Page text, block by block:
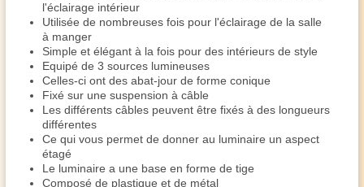
l'éclairage intérieur
Utilisée de nombreuses fois pour l'éclairage de la salle
à manger
Simple et élégant à la fois pour des intérieurs de style
Equipé de 3 sources lumineuses
Celles-ci ont des abat-jour de forme conique
Fixé sur une suspension à câble
Les différents câbles peuvent être fixés à des longueurs
différentes
Ce qui vous permet de donner au luminaire un aspect
étagé
Le luminaire a une base en forme de tige
Composé de plastique et de métal